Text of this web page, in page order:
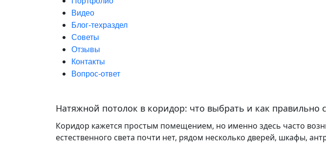
Видео
Блог-техраздел
Советы
Отзывы
Контакты
Вопрос-ответ
Натяжной потолок в коридор: что выбрать и как правильно
Коридор кажется простым помещением, но именно здесь часто
естественного света почти нет, рядом несколько дверей, шкафы,